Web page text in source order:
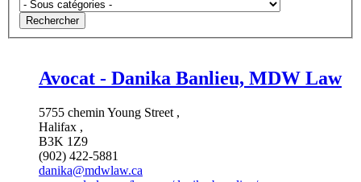
Rechercher
Avocat - Danika Banlieu, MDW Law
5755 chemin Young Street ,
Halifax ,
B3K 1Z9
(902) 422-5881
danika@mdwlaw.ca